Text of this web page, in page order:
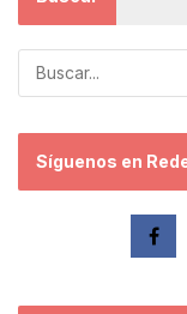
Síguenos en